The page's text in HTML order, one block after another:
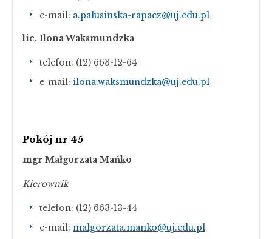
e-mail: a.palusinska-rapacz@uj.edu.pl
lic. Ilona Waksmundzka
telefon: (12) 663-12-64
e-mail: ilona.waksmundzka@uj.edu.pl
Pokój nr 45
mgr Małgorzata Mańko
Kierownik
telefon: (12) 663-13-44
e-mail: malgorzata.manko@uj.edu.pl